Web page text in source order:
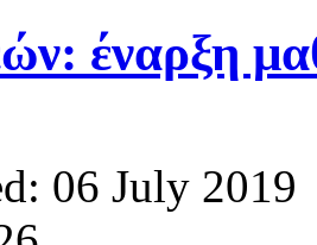
έναρξη
06 July 2019